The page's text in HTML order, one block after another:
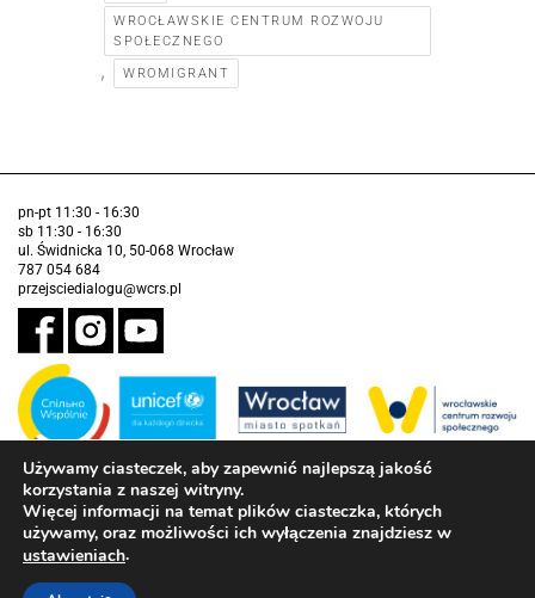
WROCŁAWSKIE CENTRUM ROZWOJU
SPOŁECZNEGO
, WROMIGRANT
pn-pt 11:30 - 16:30
sb 11:30 - 16:30
ul. Świdnicka 10, 50-068 Wrocław
787 054 684
przejsciedialogu@wcrs.pl
Zadanie realizowane ze środków Gminy Wrocław w partnerstwie z
Funduszem Narodów Zjednoczonych na Rzecz Dzieci (UNICEF)
Deklaracja dostępności
Używamy ciasteczek, aby zapewnić najlepszą jakość
korzystania z naszej witryny.
Więcej informacji na temat plików ciasteczka, których
używamy, oraz możliwości ich wyłączenia znajdziesz w
ustawieniach.